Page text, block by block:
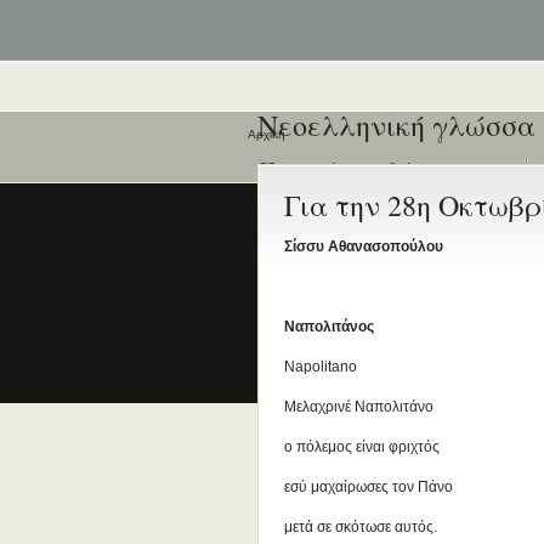
Νεοελληνική γλώσσα
Για την 28η
Σίσσυ Αθανασοπούλου
Ναπολιτάνος
Napolitano
Μελαχρινέ Ναπολιτάνο
ο πόλεμος είναι φριχτός
εσύ μαχαίρωσες τον Πάνο
μετά σε σκότωσε αυτός.
Αρχική
Ποιοι είναι εδώ
Είναι εδώ αυτή τη στιγμή0 χρήστες